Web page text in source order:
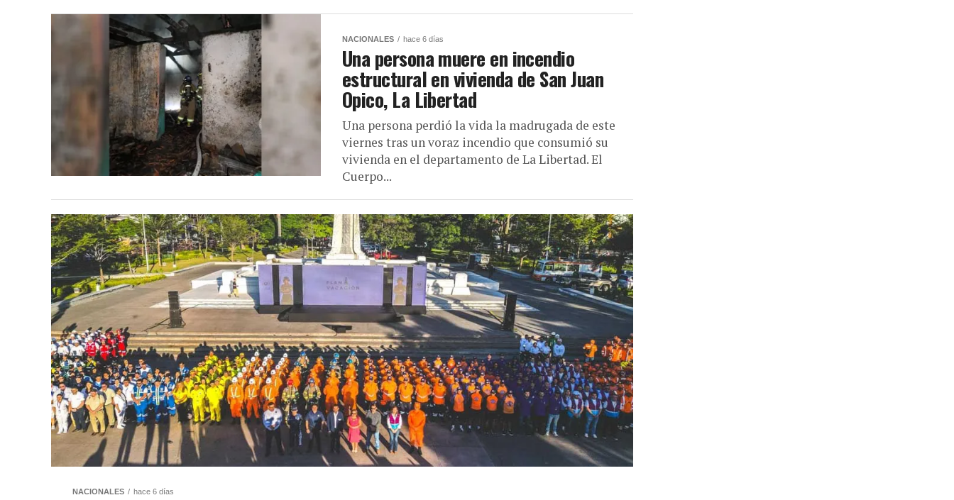
NACIONALES hace 6 días
Una persona muere en incendio
estructural en vivienda de San Juan
Opico, La Libertad
Una persona perdió la vida la madrugada de este
viernes tras un voraz incendio que consumió su
vivienda en el departamento de La Libertad. El
Cuerpo...
NACIONALES hace 6 días